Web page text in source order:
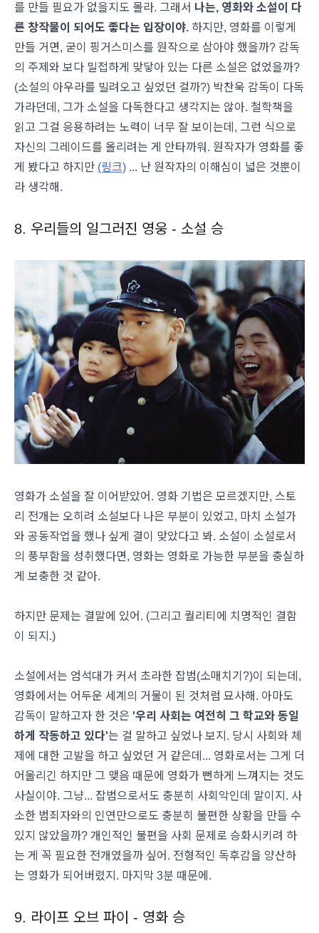
를 만들 필요가 없을지도 몰라. 그래서 나는, 영화와 소설이 다
른 창작물이 되어도 좋다는 입장이야. 하지만, 영화를 이렇게
만들 거면, 굳이 핑거스미스를 원작으로 삼아야 했을까? 감독
의 주제와 보다 밀접하게 맞닿아 있는 다른 소설은 없었을까?
(소설의 아우라를 빌려오고 싶었던 걸까?) 박찬욱 감독이 다독
가라던데, 그가 소설을 다독한다고 생각지는 않아. 철학책을
읽고 그걸 응용하려는 노력이 너무 잘 보이는데, 그런 식으로
자신의 그레이드를 올리려는 게 안타까워. 원작자가 영화를 좋
게 봤다고 하지만 (링크) ... 난 원작자의 이해심이 넓은 것뿐이
라 생각해.
8. 우리들의 일그러진 영웅 - 소설 승
영화가 소설을 잘 이어받았어. 영화 기법은 모르겠지만, 스토
리 전개는 오히려 소설보다 나은 부분이 있었고, 마치 소설가
와 공동작업을 했나 싶게 결이 맞았다고 봐. 소설이 소설로서
의 풍부함을 성취했다면, 영화는 영화로 가능한 부분을 충실하
게 보충한 것 같아.
하지만 문제는 결말에 있어. (그리고 퀄리티에 치명적인 결함
이 되지.)
소설에서는 엄석대가 커서 초라한 잡범(소매치기?)이 되는데,
영화에서는 어두운 세계의 거물이 된 것처럼 묘사해. 아마도
감독이 말하고자 한 것은 '우리 사회는 여전히 그 학교와 동일
하게 작동하고 있다'는 걸 말하고 싶었나 보지. 당시 사회와 체
제에 대한 고발을 하고 싶었던 거 같은데... 영화로서는 그게 더
어울리긴 하지만 그 맺음 때문에 영화가 뻔하게 느껴지는 것도
사실이야. 그냥... 잡범으로서도 충분히 사회악인데 말이지. 사
소한 범죄자와의 인연만으로도 충분히 불편한 상황을 만들 수
있지 않았을까? 개인적인 불편을 사회 문제로 승화시키려 하
는 게 꼭 필요한 전개였을까 싶어. 전형적인 독후감을 양산하
는 영화가 되어버렸지. 마지막 3분 때문에.
9. 라이프 오브 파이 - 영화 승